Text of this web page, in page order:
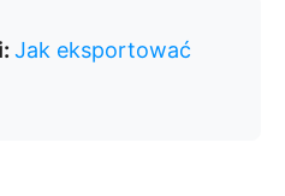
Jak eksportować